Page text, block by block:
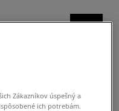
Zákazníkov úspešný a
ich potrebám.